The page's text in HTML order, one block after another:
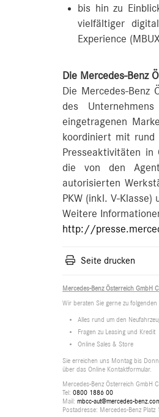
bis hin zu
vielfältiger
Experience
Die Mercedes-Benz
Die Mercedes-Benz
des
eingetragenen
koordiniert mit rund
Presseaktivitäten
die von den
autorisierten
PKW (inkl. V-
Weitere
http://
Seite drucken
Mercedes-Benz Österreich GmbH
Wir beraten Sie gerne zu folgenden
Alles rund um den
Fragen zu Leasing und Kredit
Online Sales & Store
Sie erreichen uns Montag bis
über das Online Kontaktformular.
Mercedes-Benz Österreich GmbH
Tel: 0800 1886 00
Mail: mbcc-aut@mercedes-
Postadresse: Mercedes-Benz